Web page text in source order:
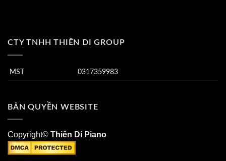
CTY TNHH THIÊN DI GROUP
MST 0317359983
BẢN QUYỀN WEBSITE
Copyright© Thiên Di Piano